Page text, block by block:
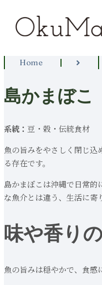
Home
島かまぼこ
系統： 豆・穀・伝統食材
魚の旨みをやさしく閉じ
る存在です。
島かまぼこは沖縄で日常的
な魚介とは違う、生活に寄
味や香り
魚の旨みは穏やかで、食感